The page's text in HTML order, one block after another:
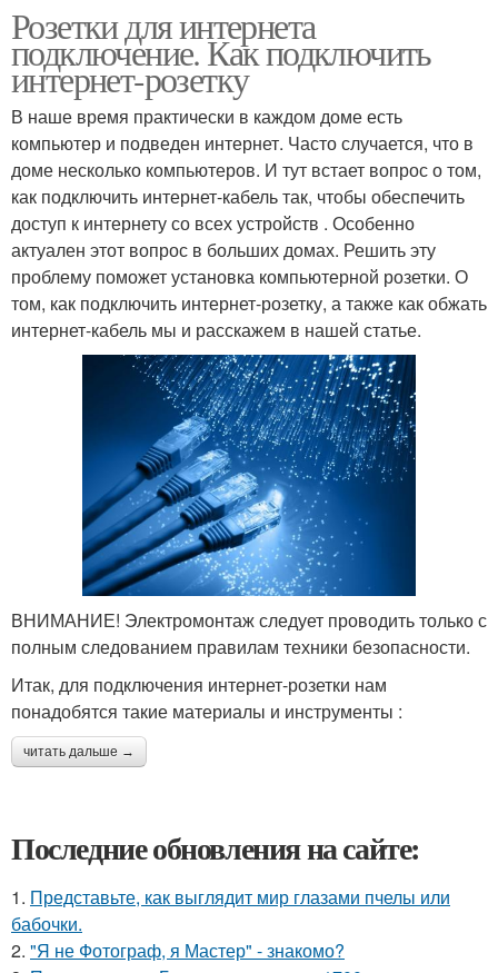
Розетки для интернета
подключение. Как подключить
интернет-розетку
В наше время практически в каждом доме есть
компьютер и подведен интернет. Часто случается, что в
доме несколько компьютеров. И тут встает вопрос о том,
как подключить интернет-кабель так, чтобы обеспечить
доступ к интернету со всех устройств . Особенно
актуален этот вопрос в больших домах. Решить эту
проблему поможет установка компьютерной розетки. О
том, как подключить интернет-розетку, а также как обжать
интернет-кабель мы и расскажем в нашей статье.
ВНИМАНИЕ! Электромонтаж следует проводить только с
полным следованием правилам техники безопасности.
Итак, для подключения интернет-розетки нам
понадобятся такие материалы и инструменты :
читать дальше →
Последние обновления на сайте:
1. Представьте, как выглядит мир глазами пчелы или
бабочки.
2. "Я не Фотограф, я Мастер" - знакомо?